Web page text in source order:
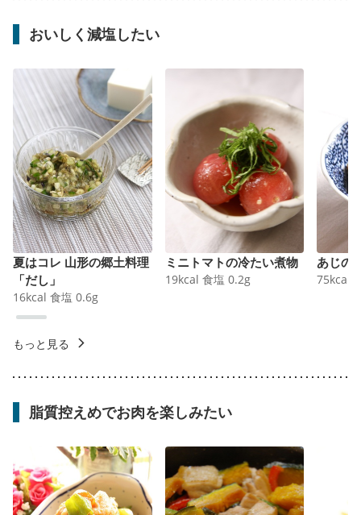
おいしく減塩したい
夏はコレ 山形の郷土料理
「だし」
16kcal 食塩 0.6g
ミニトマトの冷たい煮物
19kcal 食塩 0.2g
あじの
75kcal
もっと見る
脂質控えめでお肉を楽しみたい